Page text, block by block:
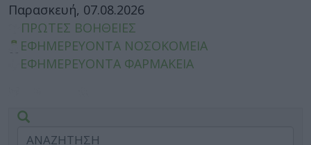
Παρασκευή, 07.08.2026
ΠΡΩΤΕΣ ΒΟΗΘΕΙΕΣ
ΕΦΗΜΕΡΕΥΟΝΤΑ ΝΟΣΟΚΟΜΕΙΑ
ΕΦΗΜΕΡΕΥΟΝΤΑ ΦΑΡΜΑΚΕΙΑ